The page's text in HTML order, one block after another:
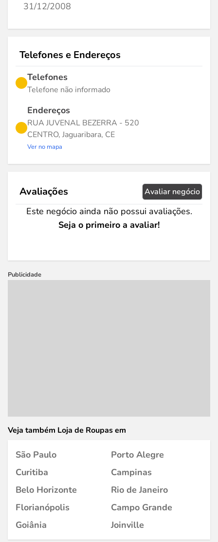
31/12/2008
Telefones e Endereços
Telefones
Telefone não informado
Endereços
RUA JUVENAL BEZERRA - 520
CENTRO, Jaguaribara, CE
Ver no mapa
Avaliações Avaliar negócio
Este negócio ainda não possui avaliações.
Seja o primeiro a avaliar!
Publicidade
Veja também Loja de Roupas em
São Paulo
Porto Alegre
Curitiba
Campinas
Belo Horizonte
Rio de Janeiro
Florianópolis
Campo Grande
Goiânia
Joinville